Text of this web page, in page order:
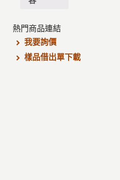
熱門商品連結
我要詢價
樣品借出單下載